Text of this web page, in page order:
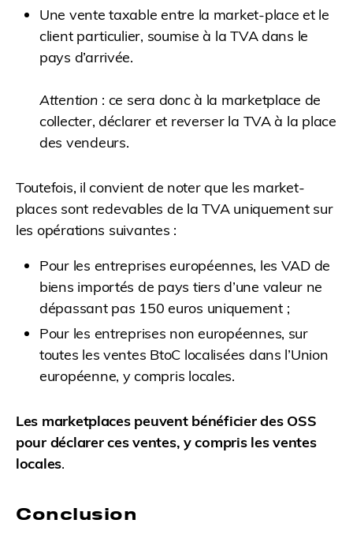
Une vente taxable entre la market-place et le
client particulier, soumise à la TVA dans le
pays d’arrivée.
Attention : ce sera donc à la marketplace de
collecter, déclarer et reverser la TVA à la place
des vendeurs.
Toutefois, il convient de noter que les market-
places sont redevables de la TVA uniquement sur
les opérations suivantes :
Pour les entreprises européennes, les VAD de
biens importés de pays tiers d’une valeur ne
dépassant pas 150 euros uniquement ;
Pour les entreprises non européennes, sur
toutes les ventes BtoC localisées dans l’Union
européenne, y compris locales.
Les marketplaces peuvent bénéficier des OSS
pour déclarer ces ventes, y compris les ventes
locales.
Conclusion